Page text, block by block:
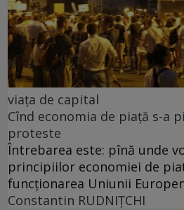
viața de capital
Cînd economia de piață s-a
proteste
Întrebarea este: pînă unde
principiilor economiei de
funcționarea Uniunii
Constantin RUDNIŢCHI